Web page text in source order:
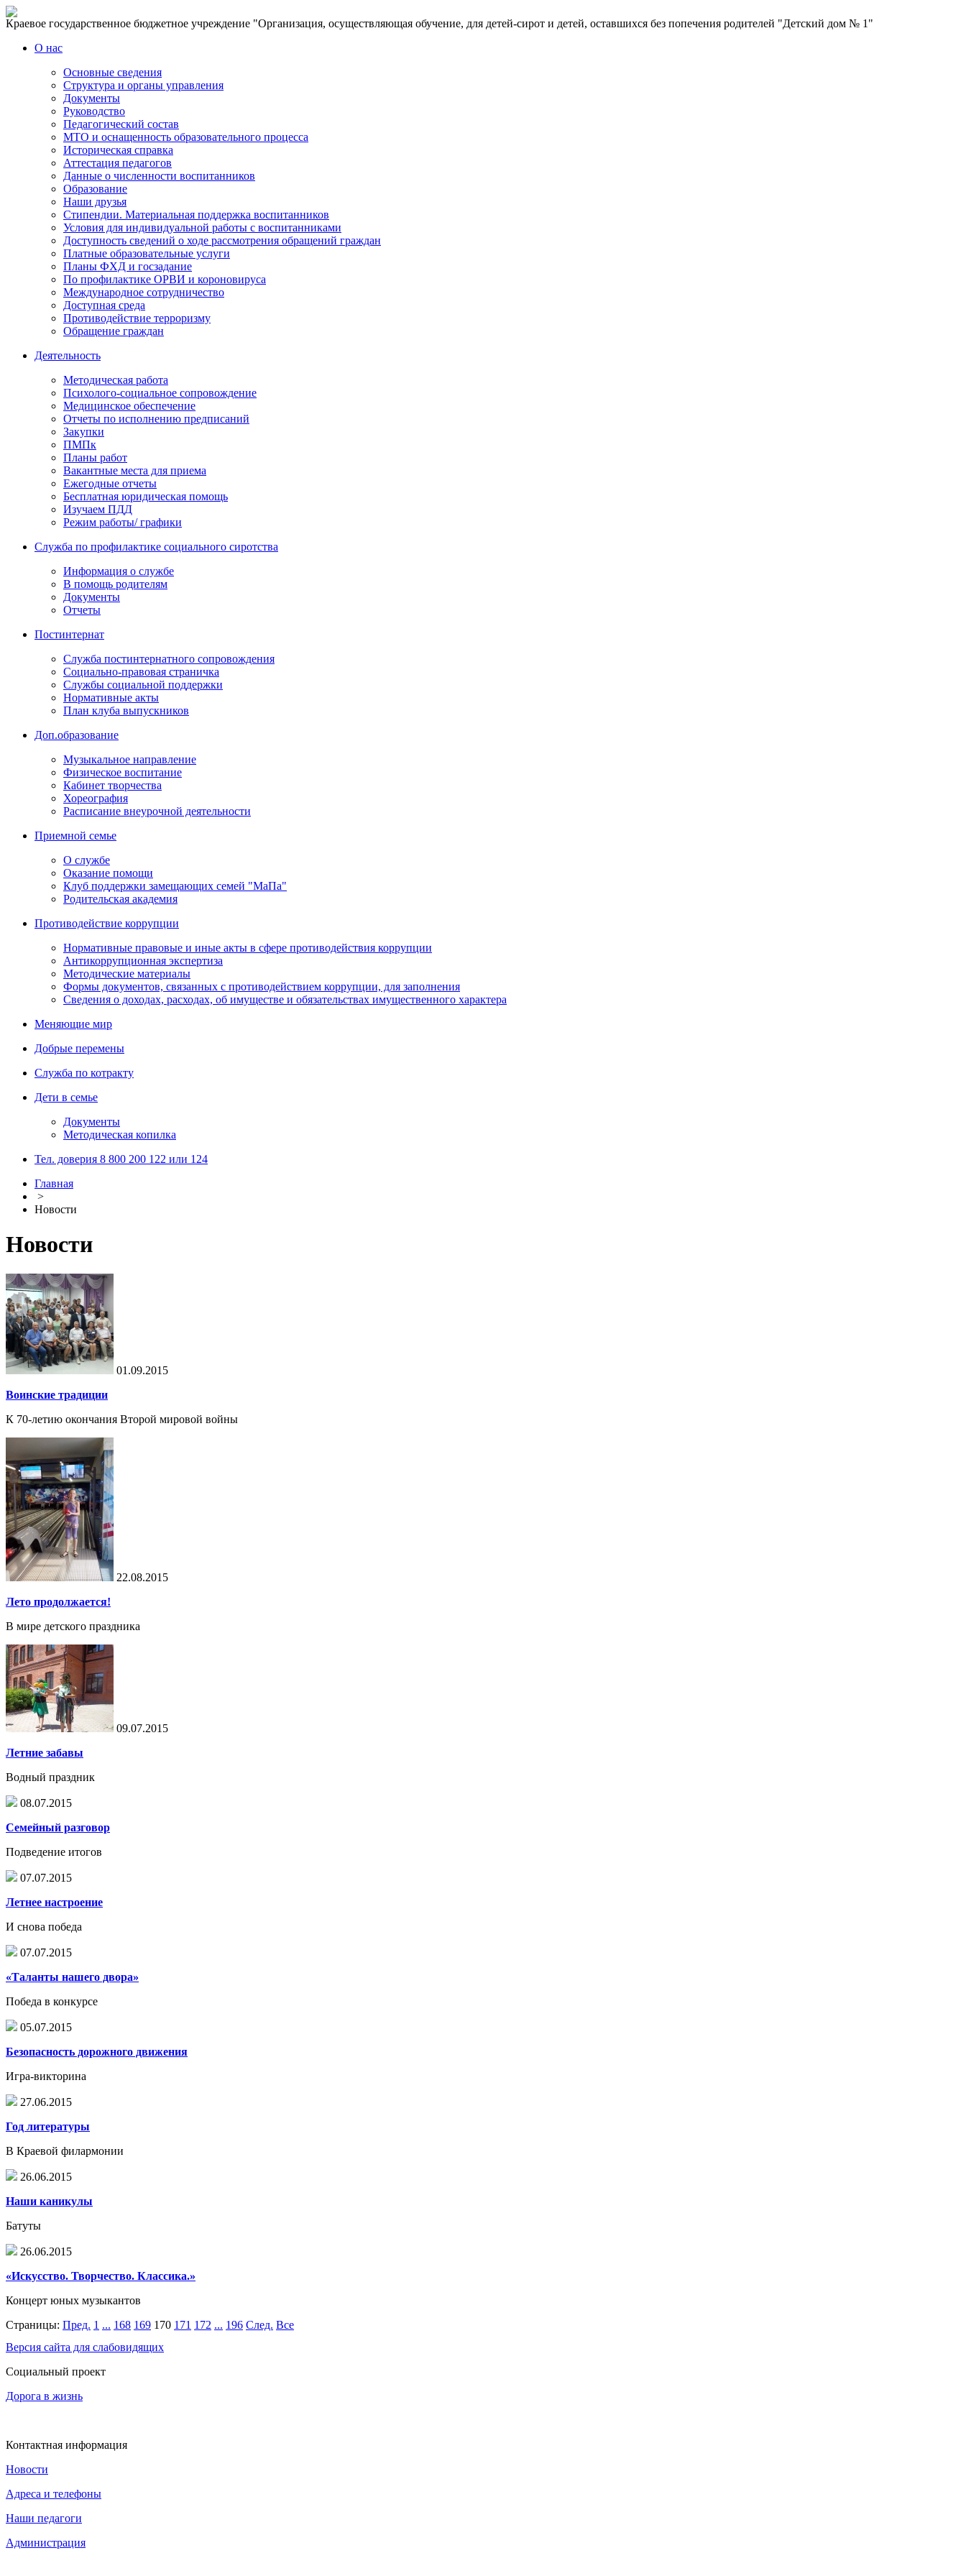
Краевое государственное бюджетное учреждение "Организация, осуществляющая обучение, для детей-сирот и детей, оставшихся без попечения родителей "Детский дом № 1"
О нас
Основные сведения
Структура и органы управления
Документы
Руководство
Педагогический состав
МТО и оснащенность образовательного процесса
Историческая справка
Аттестация педагогов
Данные о численности воспитанников
Образование
Наши друзья
Стипендии. Материальная поддержка воспитанников
Условия для индивидуальной работы с воспитанниками
Доступность сведений о ходе рассмотрения обращений граждан
Платные образовательные услуги
Планы ФХД и госзадание
По профилактике ОРВИ и короновируса
Международное сотрудничество
Доступная среда
Противодействие терроризму
Обращение граждан
Деятельность
Методическая работа
Психолого-социальное сопровождение
Медицинское обеспечение
Отчеты по исполнению предписаний
Закупки
ПМПк
Планы работ
Вакантные места для приема
Ежегодные отчеты
Бесплатная юридическая помощь
Изучаем ПДД
Режим работы/ графики
Служба по профилактике социального сиротства
Информация о службе
В помощь родителям
Документы
Отчеты
Постинтернат
Служба постинтернатного сопровождения
Социально-правовая страничка
Службы социальной поддержки
Нормативные акты
План клуба выпускников
Доп.образование
Музыкальное направление
Физическое воспитание
Кабинет творчества
Хореография
Расписание внеурочной деятельности
Приемной семье
О службе
Оказание помощи
Клуб поддержки замещающих семей "МаПа"
Родительская академия
Противодействие коррупции
Нормативные правовые и иные акты в сфере противодействия коррупции
Антикоррупционная экспертиза
Методические материалы
Формы документов, связанных с противодействием коррупции, для заполнения
Сведения о доходах, расходах, об имуществе и обязательствах имущественного характера
Меняющие мир
Добрые перемены
Служба по котракту
Дети в семье
Документы
Методическая копилка
Тел. доверия 8 800 200 122 или 124
Главная
>
Новости
Новости
01.09.2015
Воинские традиции
К 70-летию окончания Второй мировой войны
22.08.2015
Лето продолжается!
В мире детского праздника
09.07.2015
Летние забавы
Водный праздник
08.07.2015
Семейный разговор
Подведение итогов
07.07.2015
Летнее настроение
И снова победа
07.07.2015
«Таланты нашего двора»
Победа в конкурсе
05.07.2015
Безопасность дорожного движения
Игра-викторина
27.06.2015
Год литературы
В Краевой филармонии
26.06.2015
Наши каникулы
Батуты
26.06.2015
«Искусство. Творчество. Классика.»
Концерт юных музыкантов
Страницы: Пред. 1 ... 168 169 170 171 172 ... 196 След. Все
Версия сайта для слабовидящих
Социальный проект
Дорога в жизнь
Контактная информация
Новости
Адреса и телефоны
Наши педагоги
Администрация